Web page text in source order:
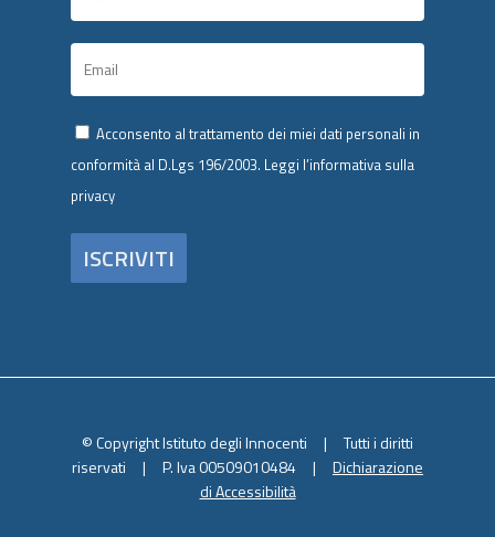
Acconsento al trattamento dei miei dati personali in
conformità al D.Lgs 196/2003. Leggi l’informativa sulla
privacy
© Copyright Istituto degli Innocenti | Tutti i diritti
riservati | P. Iva 00509010484 | Dichiarazione
di Accessibilità